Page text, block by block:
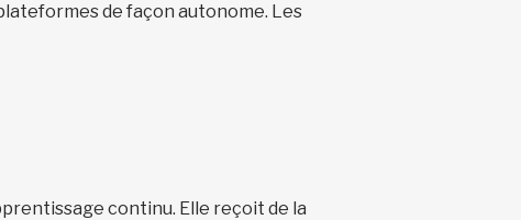
de façon autonome. Les
continu. Elle reçoit de la